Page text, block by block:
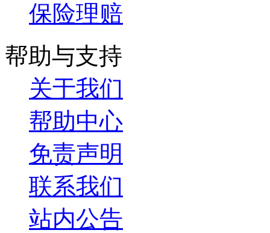
保险理赔
帮助与支持
关于我们
帮助中心
免责声明
联系我们
站内公告